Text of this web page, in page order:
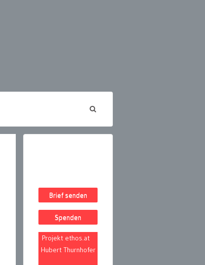
Brief senden
Spenden
Projekt ethos.at
Hubert Thurnhofer